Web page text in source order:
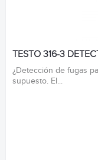
TESTO 316-3
¿Detección de fugas
supuesto. El...